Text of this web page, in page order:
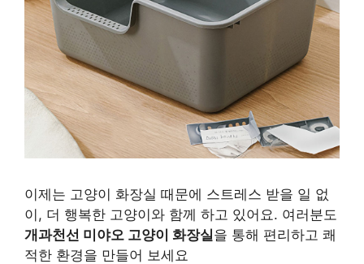
이제는 고양이 화장실 때문에 스트레스 받을 일 없
이, 더 행복한 고양이와 함께 하고 있어요. 여러분도
개과천선 미야오 고양이 화장실을 통해 편리하고 쾌
적한 환경을 만들어 보세요